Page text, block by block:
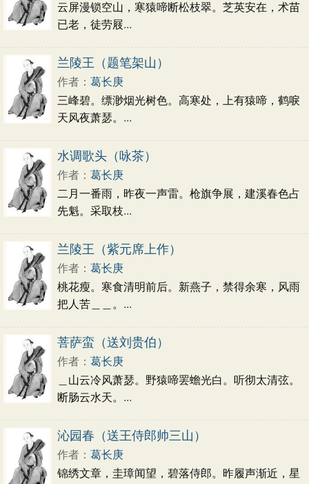
云屏漫锁空山，寒猿啼断松枝翠。芝英安在，术苗
已老，徒劳屐...
兰陵王（题笔架山）
作者： 葛长庚
三峰碧。缥渺烟光树色。高寒处，上有猿啼，鹤唳
天风夜萧瑟。 ...
水调歌头（咏茶）
作者： 葛长庚
二月一番雨，昨夜一声雷。枪旗争展，建溪春色占
先魁。采取枝...
兰陵王（紫元席上作）
作者： 葛长庚
桃花瘦。寒食清明前后。新燕子，禁得余寒，风雨
把人苦＿＿。 ...
菩萨蛮（送刘贵伯）
作者： 葛长庚
＿山云冷风萧瑟。野猿啼罢蟾光白。听彻太清弦。
断肠云水天。 ...
沁园春（送王侍郎帅三山）
作者： 葛长庚
锦绣文章，圭璋闻望，碧落侍郎。昨履声渐近，星